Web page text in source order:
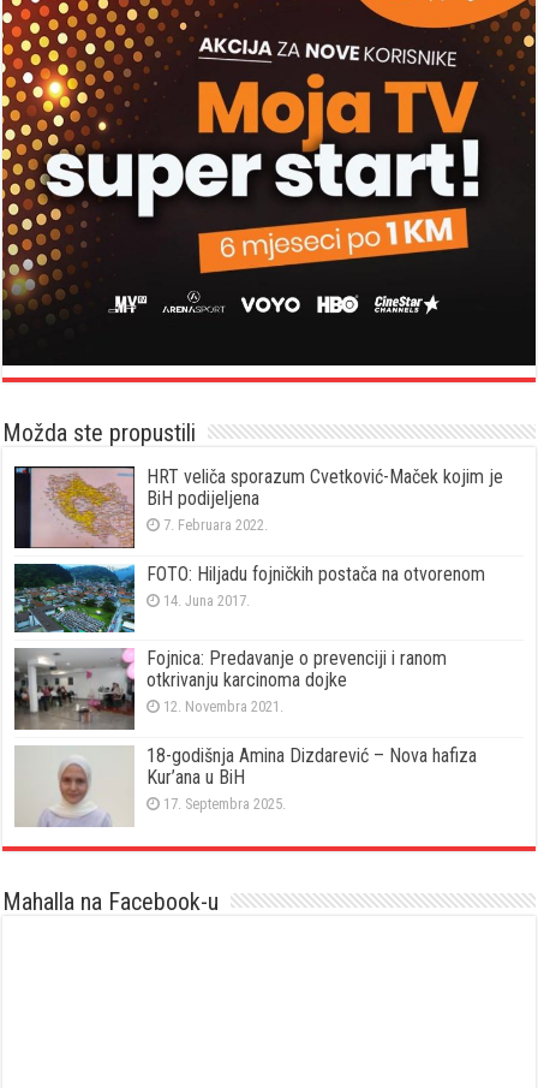
Možda ste propustili
HRT veliča sporazum Cvetković-Maček kojim je
BiH podijeljena
7. Februara 2022.
FOTO: Hiljadu fojničkih postača na otvorenom
14. Juna 2017.
Fojnica: Predavanje o prevenciji i ranom
otkrivanju karcinoma dojke
12. Novembra 2021.
18-godišnja Amina Dizdarević – Nova hafiza
Kur’ana u BiH
17. Septembra 2025.
Mahalla na Facebook-u